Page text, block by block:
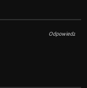
Odpowiedz